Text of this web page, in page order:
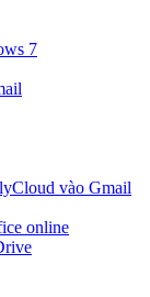
7
vào Gmail
online